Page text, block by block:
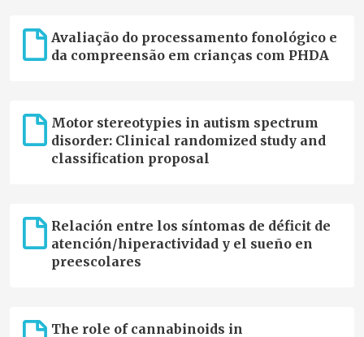
Avaliação do processamento fonológico e
da compreensão em crianças com PHDA
Motor stereotypies in autism spectrum
disorder: Clinical randomized study and
classification proposal
Relación entre los síntomas de déficit de
atención/hiperactividad y el sueño en
preescolares
The role of cannabinoids in